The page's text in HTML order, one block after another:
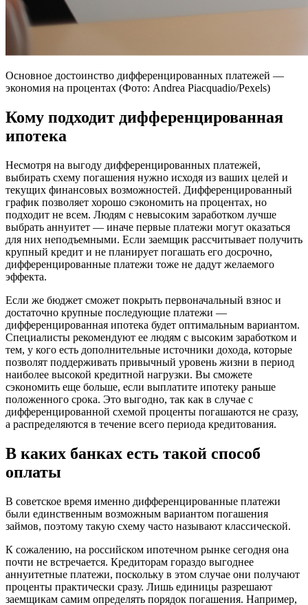
Основное достоинство дифференцированных платежей —
экономия на процентах (Фото: Andrea Piacquadio/Pexels)
Кому подходит дифференцированная
ипотека
Несмотря на выгоду дифференцированных платежей,
выбирать схему погашения нужно исходя из ваших целей и
текущих финансовых возможностей. Дифференцированный
график позволяет хорошо сэкономить на процентах, но
подходит не всем. Людям с невысоким заработком лучше
выбрать аннуитет — иначе первые платежи могут оказаться
для них неподъемными. Если заемщик рассчитывает получить
крупный кредит и не планирует погашать его досрочно,
дифференцированные платежи тоже не дадут желаемого
эффекта.
Если же бюджет сможет покрыть первоначальный взнос и
достаточно крупные последующие платежи —
дифференцированная ипотека будет оптимальным вариантом.
Специалисты рекомендуют ее людям с высоким заработком и
тем, у кого есть дополнительные источники дохода, которые
позволят поддерживать привычный уровень жизни в период
наиболее высокой кредитной нагрузки. Вы сможете
сэкономить еще больше, если выплатите ипотеку раньше
положенного срока. Это выгодно, так как в случае с
дифференцированной схемой проценты погашаются не сразу,
а распределяются в течение всего периода кредитования.
В каких банках есть такой способ
оплаты
В советское время именно дифференцированные платежи
были единственным возможным вариантом погашения
займов, поэтому такую схему часто называют классической.
К сожалению, на российском ипотечном рынке сегодня она
почти не встречается. Кредиторам гораздо выгоднее
аннуитетные платежи, поскольку в этом случае они получают
проценты практически сразу. Лишь единицы разрешают
заемщикам самим определять порядок погашения. Например,